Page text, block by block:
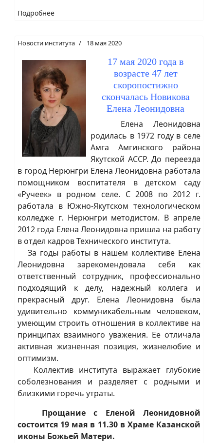
Подробнее
Новости института 18 мая 2020
17 мая 2020 года в
возрасте 47 лет
скоропостижно
скончалась Новикова
Елена Леонидовна
Елена Леонидовна
родилась в 1972 году в селе
Амга Амгинского района
Якутской АССР. До переезда
в город Нерюнгри Елена Леонидовна работала
помощником воспитателя в детском саду
«Ручеек» в родном селе. С 2008 по 2012 г.
работала в Южно-Якутском технологическом
колледже г. Нерюнгри методистом. В апреле
2012 года Елена Леонидовна пришла на работу
в отдел кадров Технического института.
За годы работы в нашем коллективе Елена
Леонидовна зарекомендовала себя как
ответственный сотрудник, профессионально
подходящий к делу, надежный коллега и
прекрасный друг. Елена Леонидовна была
удивительно коммуникабельным человеком,
умеющим строить отношения в коллективе на
принципах взаимного уважения. Ее отличала
активная жизненная позиция, жизнелюбие и
оптимизм.
Коллектив института выражает глубокие
соболезнования и разделяет с родными и
близкими горечь утраты.
Прощание с Еленой Леонидовной
состоится 19 мая в 11.30 в Храме Казанской
иконы Божьей Матери.